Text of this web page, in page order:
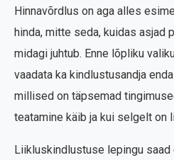
Hinnavõrdlus on aga alles
hinda, mitte seda, kuidas asjad
midagi juhtub. Enne lõpliku
vaadata ka kindlustusandja
millised on täpsemad
teatamine käib ja kui selgelt on
Liikluskindlustuse lepingu saad